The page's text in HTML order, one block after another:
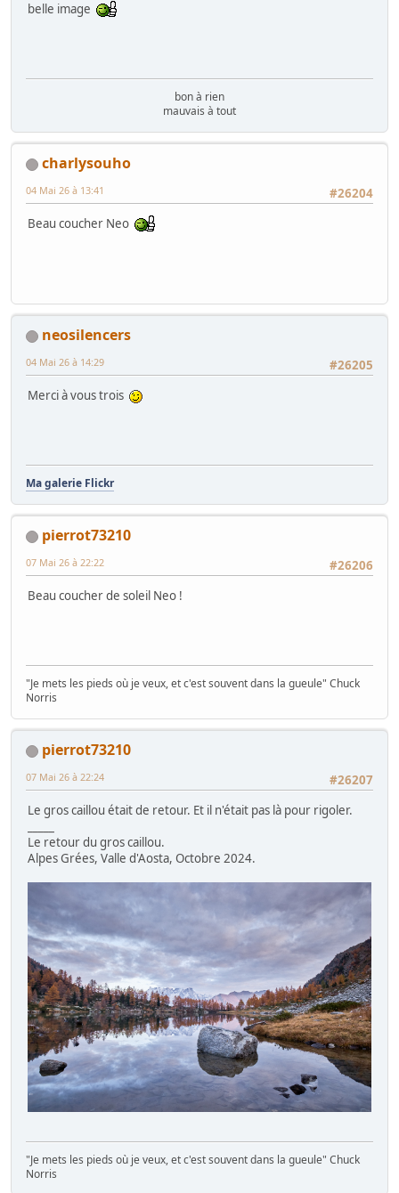
belle image
bon à rien
mauvais à tout
charlysouho
#26204
04 Mai 26 à 13:41
Beau coucher Neo
neosilencers
#26205
04 Mai 26 à 14:29
Merci à vous trois
Ma galerie Flickr
pierrot73210
#26206
07 Mai 26 à 22:22
Beau coucher de soleil Neo !
"Je mets les pieds où je veux, et c'est souvent dans la gueule" Chuck
Norris
pierrot73210
#26207
07 Mai 26 à 22:24
Le gros caillou était de retour. Et il n'était pas là pour rigoler.
Le retour du gros caillou.
Alpes Grées, Valle d'Aosta, Octobre 2024.
"Je mets les pieds où je veux, et c'est souvent dans la gueule" Chuck
Norris